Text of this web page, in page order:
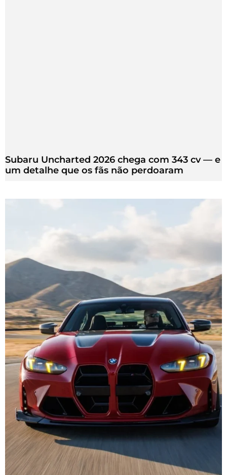
Subaru Uncharted 2026 chega com 343 cv — e
um detalhe que os fãs não perdoaram